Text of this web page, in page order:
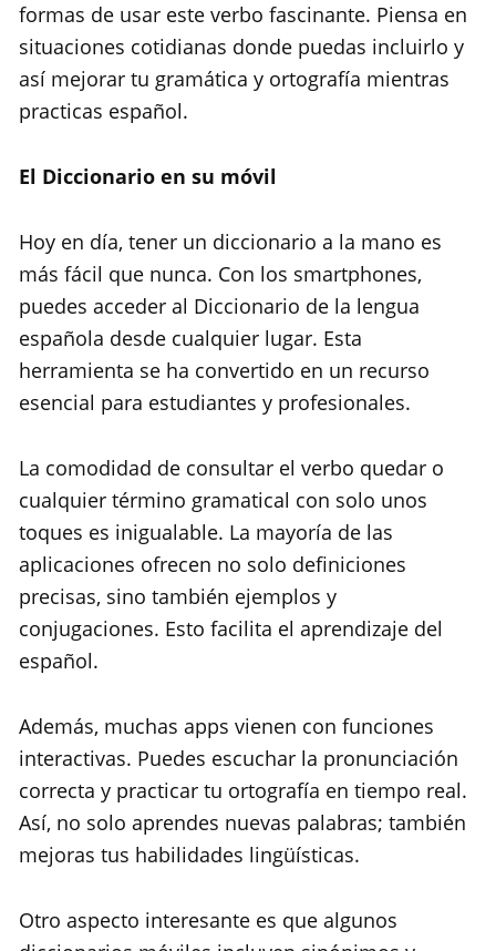
formas de usar este verbo fascinante. Piensa en
situaciones cotidianas donde puedas incluirlo y
así mejorar tu gramática y ortografía mientras
practicas español.
El Diccionario en su móvil
Hoy en día, tener un diccionario a la mano es
más fácil que nunca. Con los smartphones,
puedes acceder al Diccionario de la lengua
española desde cualquier lugar. Esta
herramienta se ha convertido en un recurso
esencial para estudiantes y profesionales.
La comodidad de consultar el verbo quedar o
cualquier término gramatical con solo unos
toques es inigualable. La mayoría de las
aplicaciones ofrecen no solo definiciones
precisas, sino también ejemplos y
conjugaciones. Esto facilita el aprendizaje del
español.
Además, muchas apps vienen con funciones
interactivas. Puedes escuchar la pronunciación
correcta y practicar tu ortografía en tiempo real.
Así, no solo aprendes nuevas palabras; también
mejoras tus habilidades lingüísticas.
Otro aspecto interesante es que algunos